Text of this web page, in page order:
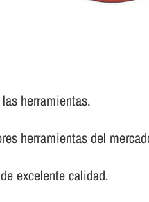
herramientas.
herramientas del
excelente calidad.